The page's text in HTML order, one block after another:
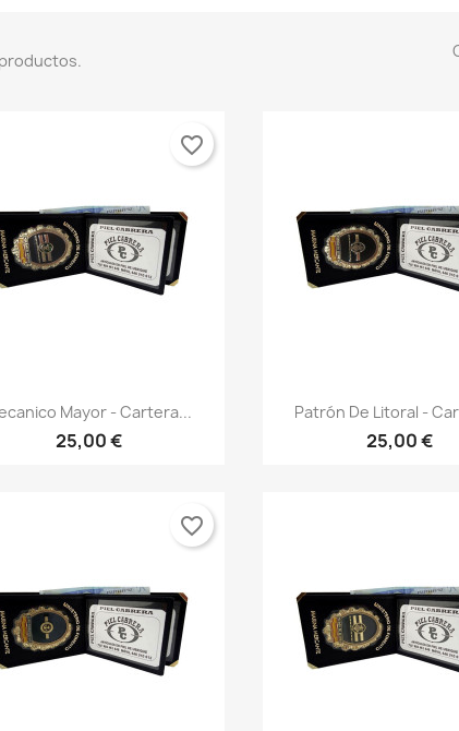
productos.
Vista rápida
Mayor - Cartera...
25,00 €
favorite_border
Vista
Patrón De Litoral -
25,00 €
favorite_border